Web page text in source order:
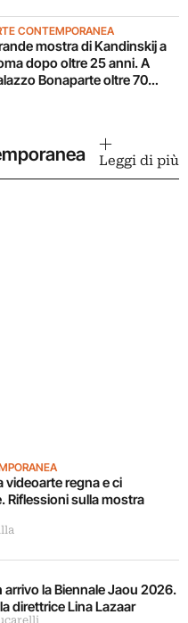
CONTEMPORANEA
mostra di Kandinskij a
dopo oltre 25 anni. A
Bonaparte oltre 70
Leggi di più
videoarte regna e ci
Riflessioni sulla mostra
arrivo la Biennale Jaou 2026.
direttrice Lina Lazaar